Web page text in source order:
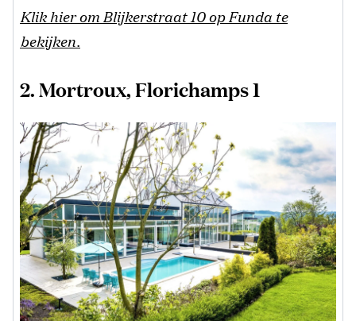
Klik hier om Blijkerstraat 10 op Funda te
bekijken.
2. Mortroux, Florichamps 1